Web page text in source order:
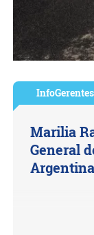
InfoGerentes
Marilia
General
Argentina